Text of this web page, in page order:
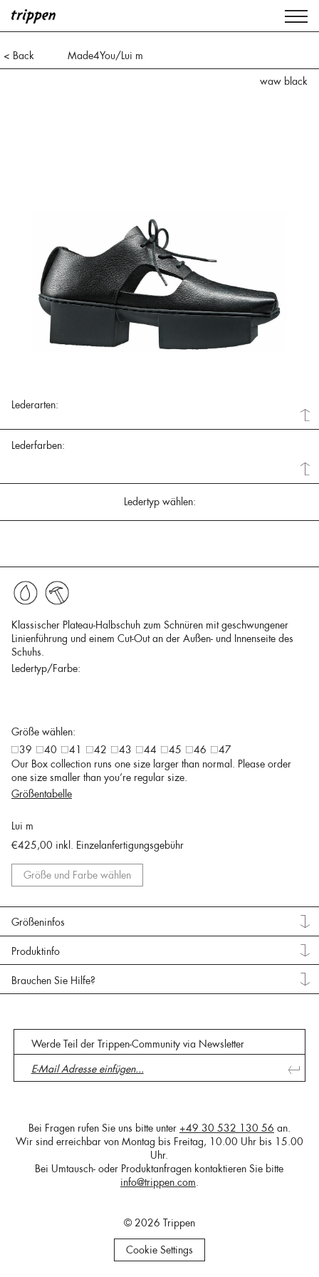
< Back
Made4You/Lui m
waw black
Lederarten:
Lederfarben:
Ledertyp wählen:
Klassischer Plateau-Halbschuh zum Schnüren mit geschwungener
Linienführung und einem Cut-Out an der Außen- und Innenseite des
Schuhs.
Ledertyp/Farbe:
Größe wählen:
39
40 41 42 43 44 45 46
47
Our Box collection runs one size larger than normal. Please order
one size smaller than you’re regular size.
Größentabelle
Lui m
€425,00 inkl. Einzelanfertigungsgebühr
Größe und Farbe wählen
Größeninfos
Produktinfo
Brauchen Sie Hilfe?
Werde Teil der Trippen-Community via Newsletter
Bei Fragen rufen Sie uns bitte unter +49 30 532 130 56 an.
Wir sind erreichbar von Montag bis Freitag, 10.00 Uhr bis 15.00
Uhr.
Bei Umtausch- oder Produktanfragen kontaktieren Sie bitte
info@trippen.com.
© 2026 Trippen
Cookie Settings